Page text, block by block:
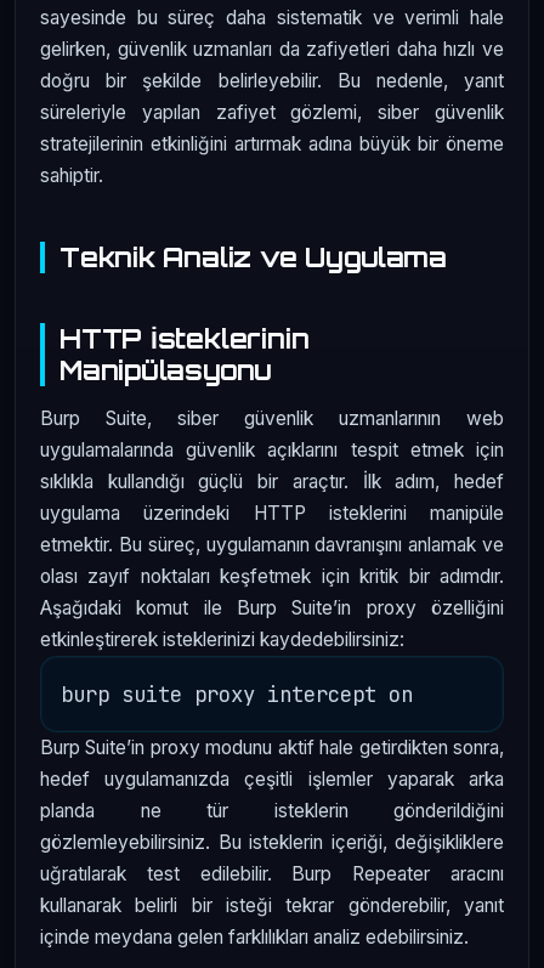
sayesinde bu süreç daha sistematik ve verimli hale
gelirken, güvenlik uzmanları da zafiyetleri daha hızlı ve
doğru bir şekilde belirleyebilir. Bu nedenle, yanıt
süreleriyle yapılan zafiyet gözlemi, siber güvenlik
stratejilerinin etkinliğini artırmak adına büyük bir öneme
sahiptir.
Teknik Analiz ve Uygulama
HTTP İsteklerinin
Manipülasyonu
Burp Suite, siber güvenlik uzmanlarının web
uygulamalarında güvenlik açıklarını tespit etmek için
sıklıkla kullandığı güçlü bir araçtır. İlk adım, hedef
uygulama üzerindeki HTTP isteklerini manipüle
etmektir. Bu süreç, uygulamanın davranışını anlamak ve
olası zayıf noktaları keşfetmek için kritik bir adımdır.
Aşağıdaki komut ile Burp Suite’in proxy özelliğini
etkinleştirerek isteklerinizi kaydedebilirsiniz:
Burp Suite’in proxy modunu aktif hale getirdikten sonra,
hedef uygulamanızda çeşitli işlemler yaparak arka
planda ne tür isteklerin gönderildiğini
gözlemleyebilirsiniz. Bu isteklerin içeriği, değişikliklere
uğratılarak test edilebilir. Burp Repeater aracını
kullanarak belirli bir isteği tekrar gönderebilir, yanıt
içinde meydana gelen farklılıkları analiz edebilirsiniz.